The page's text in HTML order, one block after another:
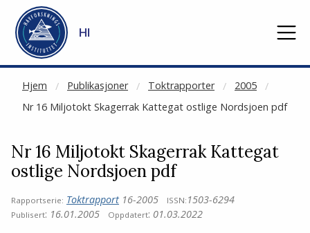
Gå til hovedinnhold
HI
Hjem Publikasjoner Toktrapporter
2005
Nr 16 Miljotokt Skagerrak Kattegat ostlige Nordsjoen pdf
NOT CACHED
Nr 16 Miljotokt Skagerrak Kattegat
ostlige Nordsjoen pdf
Rapportserie: Toktrapport 16-2005 ISSN: 1503-6294
Publisert: 16.01.2005 Oppdatert: 01.03.2022